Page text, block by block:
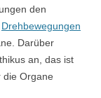
den
Drehbewegungen
Darüber
an, das ist
die Organe